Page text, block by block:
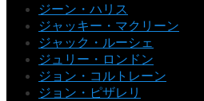
ジーン・ハリス
ジャッキー・マクリーン
ジャック・ルーシェ
ジュリー・ロンドン
ジョン・コルトレーン
ジョン・ピザレリ